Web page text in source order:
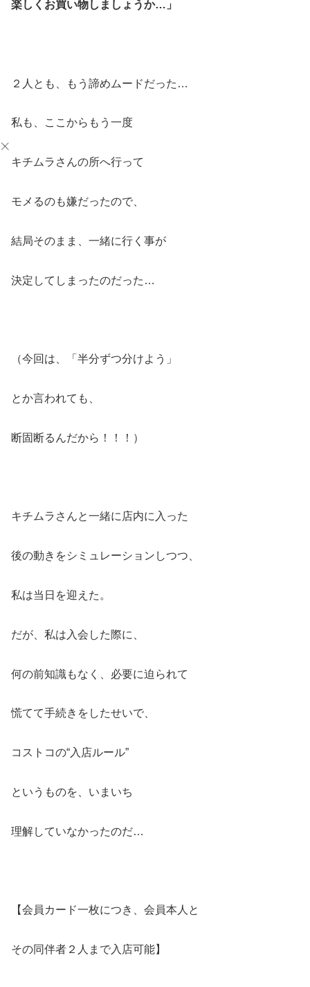
楽しくお買い物しましょうか…」
２人とも、もう諦めムードだった…
私も、ここからもう一度
キチムラさんの所へ行って
モメるのも嫌だったので、
結局そのまま、一緒に行く事が
決定してしまったのだった…
（今回は、「半分ずつ分けよう」
とか言われても、
断固断るんだから！！！）
キチムラさんと一緒に店内に入った
後の動きをシミュレーションしつつ、
私は当日を迎えた。
だが、私は入会した際に、
何の前知識もなく、必要に迫られて
慌てて手続きをしたせいで、
コストコの“入店ルール”
というものを、いまいち
理解していなかったのだ…
【会員カード一枚につき、会員本人と
その同伴者２人まで入店可能】